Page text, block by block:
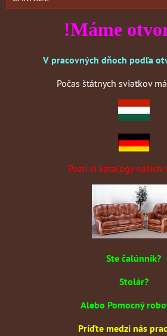
!Máme
V pracovných dňoch podľa
Počas štátnych sviatkov
Pozri si katalógy našich
Ste čalúnník?
Stolár?
Alebo Pomocný
Príďte medzi nás